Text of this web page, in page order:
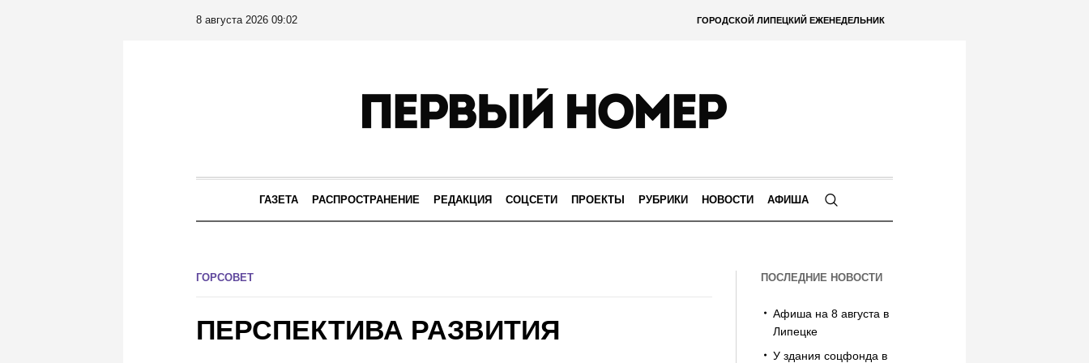
ГОРОДСКОЙ ЛИПЕЦКИЙ ЕЖЕНЕДЕЛЬНИК
8 августа 2026 09:02
ГАЗЕТА РАСПРОСТРАНЕНИЕ РЕДАКЦИЯ СОЦСЕТИ ПРОЕКТЫ РУБРИКИ НОВОСТИ АФИША
ГОРСОВЕТ
ПЕРСПЕКТИВА РАЗВИТИЯ
ПОСЛЕДНИЕ НОВОСТИ
Афиша на 8 августа в
Липецке
У здания соцфонда в